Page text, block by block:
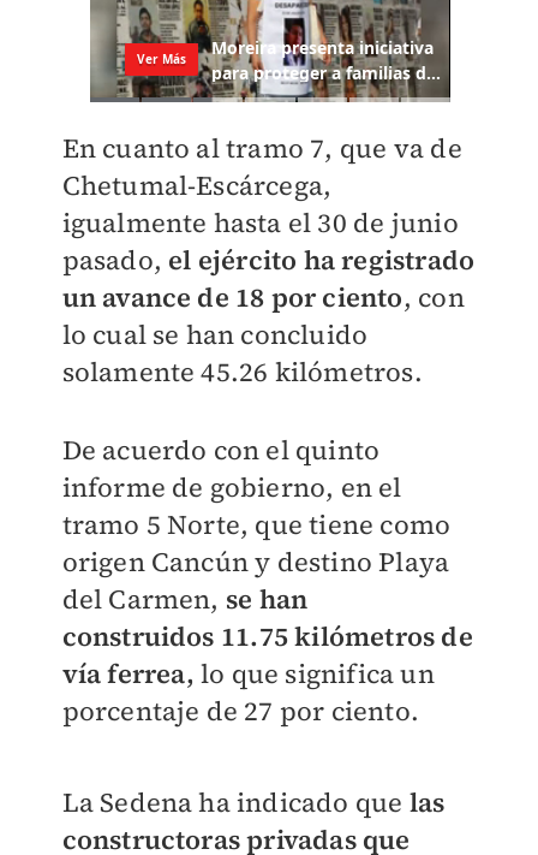
En cuanto al tramo 7, que va de
Chetumal-Escárcega,
igualmente hasta el 30 de junio
pasado, el ejército ha registrado
un avance de 18 por ciento, con
lo cual se han concluido
solamente 45.26 kilómetros.
De acuerdo con el quinto
informe de gobierno, en el
tramo 5 Norte, que tiene como
origen Cancún y destino Playa
del Carmen, se han
construidos 11.75 kilómetros de
vía ferrea, lo que significa un
porcentaje de 27 por ciento.
La Sedena ha indicado que las
constructoras privadas que